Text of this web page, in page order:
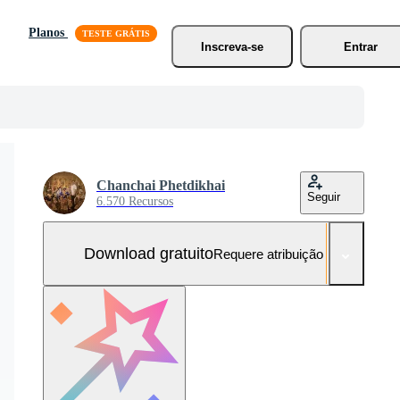
Planos
Inscreva-se
Entrar
Chanchai Phetdikhai
6.570 Recursos Seguir
Download gratuitoRequere atribuição